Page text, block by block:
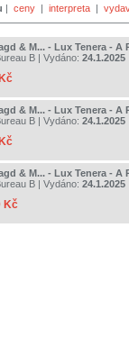
| ceny | interpreta |
& M... - Lux Tenera - A
B | Vydáno: 24.1.2025
& M... - Lux Tenera - A
B | Vydáno: 24.1.2025
& M... - Lux Tenera - A
B | Vydáno: 24.1.2025
Kč